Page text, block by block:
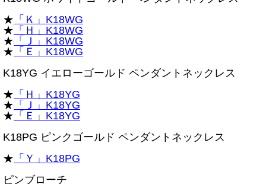
★ 「Ｋ」K18WG
★ 「Ｈ」K18WG
★ 「Ｊ」K18WG
★ 「Ｅ」K18WG
K18YG イエローゴールド ペンダントネックレス
★ 「Ｈ」K18YG
★ 「Ｊ」K18YG
★ 「Ｅ」K18YG
K18PG ピンクゴールド ペンダントネックレス
★ 「Ｙ」K18PG
ピンブローチ